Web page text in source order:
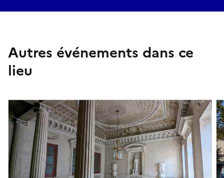
Autres événements dans ce
lieu